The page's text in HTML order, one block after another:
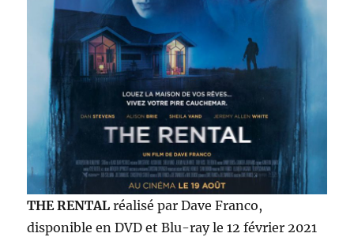
THE RENTALréalisé par Dave Franco,
disponible en DVD et Blu-ray le 12 février 2021